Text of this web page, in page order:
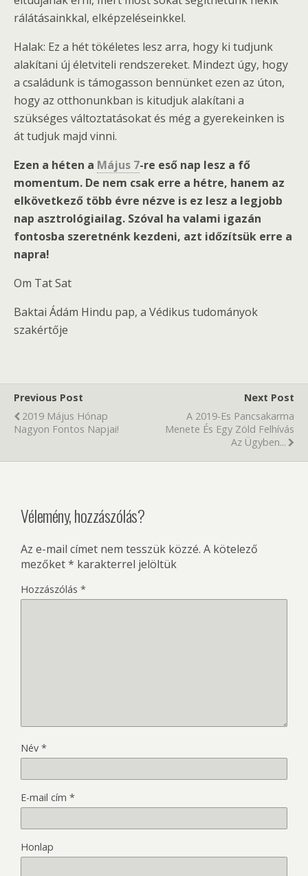
rálátásainkkal, elképzeléseinkkel.
Halak: Ez a hét tökéletes lesz arra, hogy ki tudjunk
alakítani új életviteli rendszereket. Mindezt úgy, hogy
a családunk is támogasson bennünket ezen az úton,
hogy az otthonunkban is kitudjuk alakítani a
szükséges változtatásokat és még a gyerekeinken is
át tudjuk majd vinni.
Ezen a héten a Május 7-re eső nap lesz a fő
momentum. De nem csak erre a hétre, hanem az
elkövetkező több évre nézve is ez lesz a legjobb
nap asztrológiailag. Szóval ha valami igazán
fontosba szeretnénk kezdeni, azt időzítsük erre a
napra!
Om Tat Sat
Baktai Ádám Hindu pap, a Védikus tudományok
szakértője
Previous Post
2019 Május Hónap
Nagyon Fontos Napjai!
Next Post
A 2019-Es Pancsakarma
Menete És Egy Zöld Felhívás
Az Ügyben...
Vélemény, hozzászólás?
Az e-mail címet nem tesszük közzé. A kötelező
mezőket* karakterrel jelöltük
Hozzászólás *
Név *
E-mail cím *
Honlap